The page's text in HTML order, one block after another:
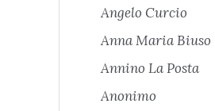
Angelo Curcio
Anna Maria Biuso
Annino La Posta
Anonimo